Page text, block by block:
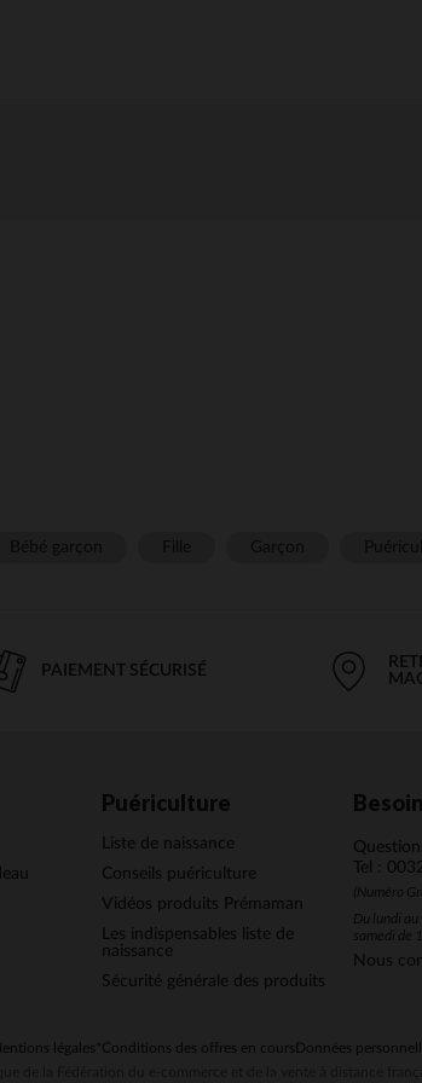
PAIEMENT SÉCURISÉ
Puériculture
Liste de naissance
Conseils puériculture
Vidéos produits Prémaman
Les indispensables liste de
naissance
Sécurité générale des produits
Tel :
(Numéro
Du lundi
samedi de
Nous
légales *Conditions des offres en cours Données